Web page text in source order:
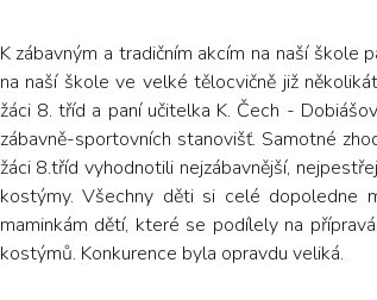
K zábavným a tradičním akcím na naší škole
na naší škole ve velké tělocvičně již
žáci 8. tříd a paní učitelka K. Čech -
zábavně-sportovních stanovišť. Samotné
žáci 8.tříd vyhodnotili nejzábavnější,
kostýmy. Všechny děti si celé dopoledne
maminkám dětí, které se podílely na
kostýmů. Konkurence byla opravdu veliká.